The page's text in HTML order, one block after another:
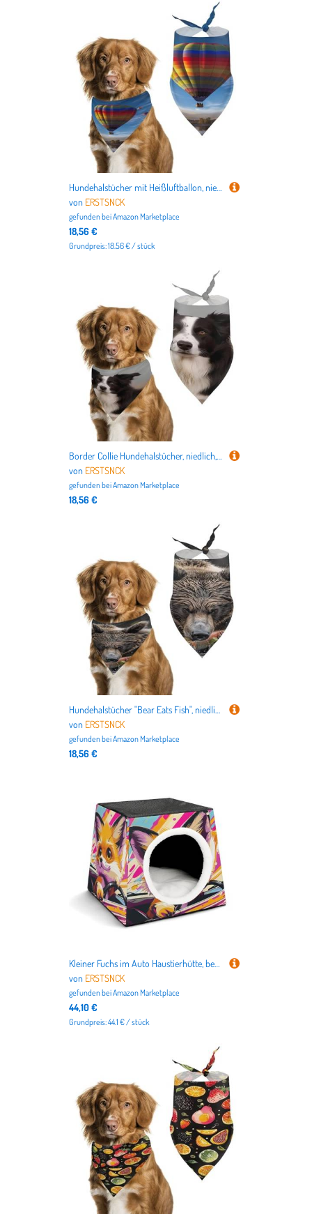
Hundehalstücher mit Heißluftballon, niedlich, weiche Baumwolle, waschbar, für den täglichen Sommer, langlebig, dreieckig, wendbar, geeignet für kleine, mittelgroße und große Hunde und Katzen
von ERSTSNCK
gefunden beiAmazon Marketplace
18,56 €
Grundpreis: 18.56 € / stück
Border Collie Hundehalstücher, niedlich, weiche Baumwolle, waschbar, für den täglichen Sommer, langlebig, dreieckig, wendbar, geeignet für kleine, mittelgroße und große Hunde und Katzen
von ERSTSNCK
gefunden beiAmazon Marketplace
18,56 €
Hundehalstücher "Bear Eats Fish", niedlich, weiche Baumwolle, waschbar, für den täglichen Sommer, langlebig, dreieckig, wendbar, geeignet für kleine, mittelgroße und große Hunde und Katzen
von ERSTSNCK
gefunden beiAmazon Marketplace
18,56 €
Kleiner Fuchs im Auto Haustierhütte, bequemes Nest für Haustiere, Weltraumkapsel, warm, weich, für den Innenbereich, Haustierhaus für Innenkatzen, kleine Hunde und mittelgroße Tiere
von ERSTSNCK
gefunden beiAmazon Marketplace
44,10 €
Grundpreis: 44.1 € / stück